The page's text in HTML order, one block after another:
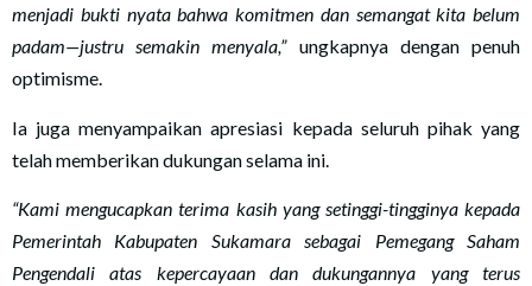
menjadi bukti nyata bahwa komitmen dan semangat kita belum
padam—justru semakin menyala,”ungkapnya dengan penuh
optimisme.
Ia juga menyampaikan apresiasi kepada seluruh pihak yang
telah memberikan dukungan selama ini.
“Kami mengucapkan terima kasih yang setinggi-tingginya kepada
Pemerintah Kabupaten Sukamara sebagai Pemegang Saham
Pengendali atas kepercayaan dan dukungannya yang terus